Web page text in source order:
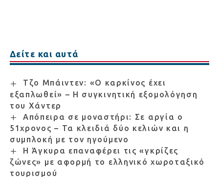
Δείτε και αυτά
Τζο Μπάιντεν: «Ο καρκίνος έχει
εξαπλωθεί» – Η συγκινητική εξομολόγηση
του Χάντερ
Απόπειρα σε μοναστήρι: Σε αργία ο
51χρονος – Τα κλειδιά δύο κελιών και η
συμπλοκή με τον ηγούμενο
Η Άγκυρα επαναφέρει τις «γκρίζες
ζώνες» με αφορμή το ελληνικό χωροταξικό
τουρισμού